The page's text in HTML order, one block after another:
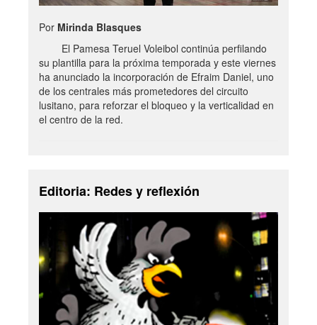
Por Mirinda Blasques
El Pamesa Teruel Voleibol continúa perfilando
su plantilla para la próxima temporada y este viernes
ha anunciado la incorporación de Efraim Daniel, uno
de los centrales más prometedores del circuito
lusitano, para reforzar el bloqueo y la verticalidad en
el centro de la red.
Editoria: Redes y reflexión